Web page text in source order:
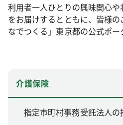
利用者一人ひとりの興味関心
をお届けするとともに、皆様
なでつくる」東京都の公式ポー
介護保険
指定市町村事務受託法人の